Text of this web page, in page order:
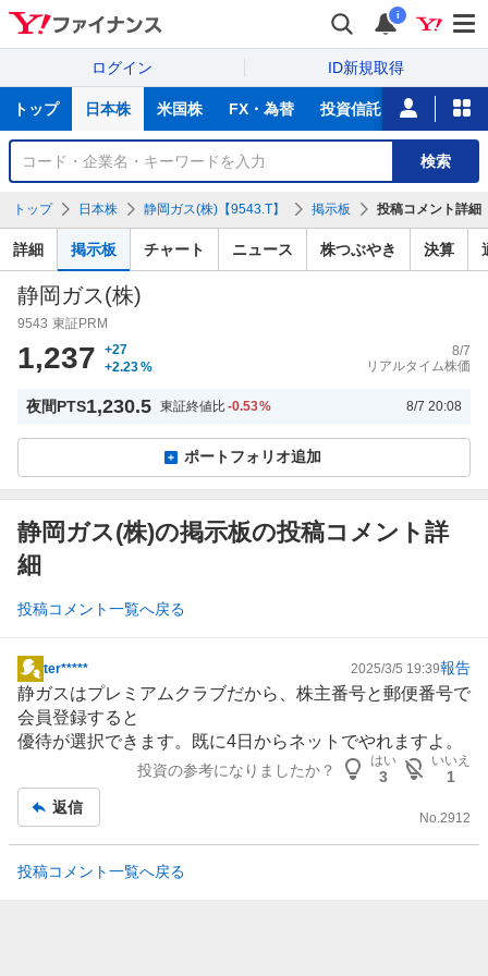
i
ログイン ID新規取得
サ
トップ 日本株 米国株 FX・為替 投資信託 ニュース
銘
検
索
検索
トップ 日本株 静岡ガス(株)【9543.T】 掲示板 投稿コメント詳細
詳細 掲示板 チャート ニュース 株つぶやき 決算
静岡ガス(株)
9543 東証PRM
1,237
+27
+2.23%
8/7
リアルタイム株価
夜間PTS1,230.5 東証終値比-0.53% 8/7 20:08
ポートフォリオ追加
静岡ガス(株)の掲示板の投稿コメント詳
細
投稿コメント一覧へ戻る
掲
示
板
記
ter***** 2025/3/5 19:39報告
静ガスはプレミアムクラブだから、株主番号と郵便番号で
会員登録すると
優待が選択できます。既に4日からネットでやれますよ。
投資の参考になりましたか？
はい
3
いいえ
1
返信
No.2912
投稿コメント一覧へ戻る